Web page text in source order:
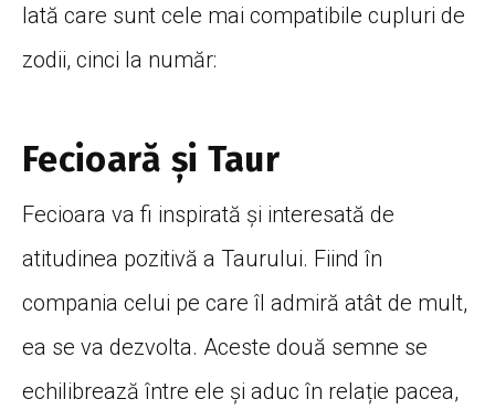
Iată care sunt cele mai compatibile cupluri de
zodii, cinci la număr:
Fecioară şi Taur
Fecioara va fi inspirată și interesată de
atitudinea pozitivă a Taurului. Fiind în
compania celui pe care îl admiră atât de mult,
ea se va dezvolta. Aceste două semne se
echilibrează între ele și aduc în relație pacea,